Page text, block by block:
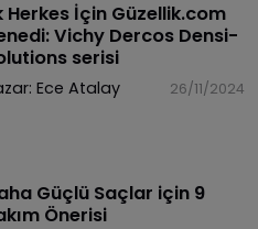
Herkes İçin Güzellik.com
Vichy Dercos Densi-
serisi
Ece Atalay 26/11/2024
Güçlü Saçlar için 9
Önerisi